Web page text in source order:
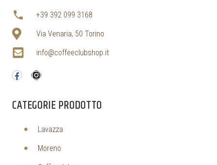
+39 392 099 3168
Via Venaria, 50 Torino
info@coffeeclubshop.it
CATEGORIE PRODOTTO
Lavazza
Moreno